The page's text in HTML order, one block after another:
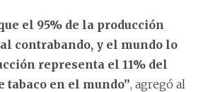
el 95% de la producción
contrabando, y el mundo lo
representa el 11% del
en el mundo”, agregó al